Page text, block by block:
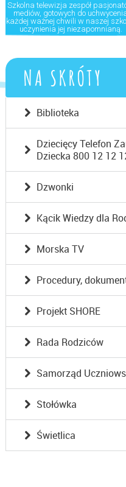
Szkolna telewizja zespół
mediów, gotowych do
każdej ważnej chwili w naszej
uczynienia jej niezapomnianą.
NA SKRÓTY
Biblioteka
Dziecięcy Telefon
Dziecka 800 12 12
Dzwonki
Kącik Wiedzy dla
Morska TV
Procedury,
Projekt SHORE
Rada Rodziców
Samorząd
Stołówka
Świetlica